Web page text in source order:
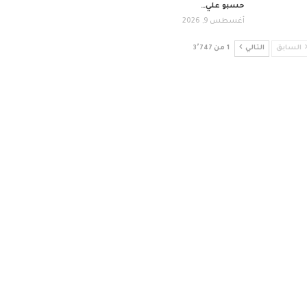
حسبو علي…
أغسطس 9, 2026
السابق التالي 1 من 3٬747